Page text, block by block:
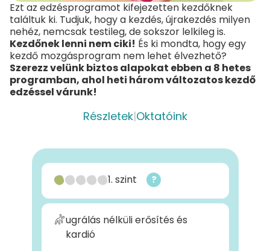
Részletek|Oktatóink
Ezt az edzésprogramot kifejezetten kezdőknek
találtuk ki. Tudjuk, hogy a kezdés, újrakezdés milyen
nehéz, nemcsak testileg, de sokszor lelkileg is.
Kezdőnek lenni nem ciki! És ki mondta, hogy egy
kezdő mozgásprogram nem lehet élvezhető?
Szerezz velünk biztos alapokat ebben a 8 hetes
programban, ahol heti három változatos kezdő
edzéssel várunk!
1. szint ?
ugrálás nélküli erősítés és
kardió